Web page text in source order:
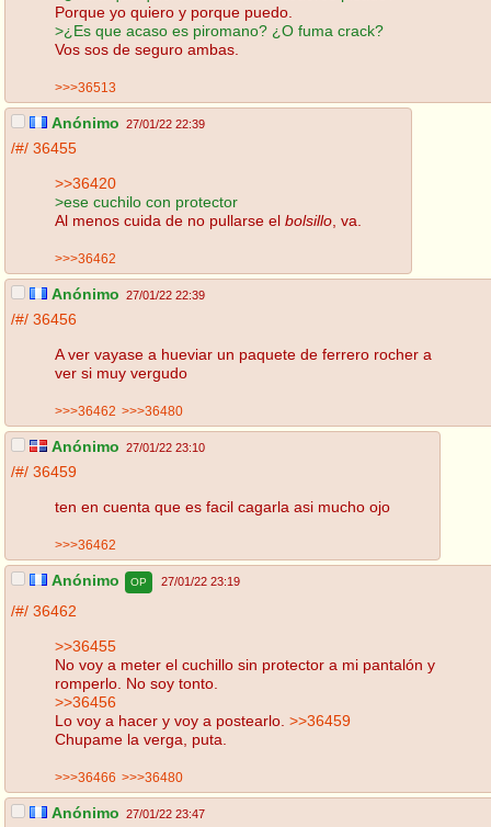
Porque yo quiero y porque puedo.
>¿Es que acaso es piromano? ¿O fuma crack?
Vos sos de seguro ambas.
>>>36513
Anónimo 27/01/22 22:39
/#/ 36455
>>36420
>ese cuchilo con protector
Al menos cuida de no pullarse el bolsillo , va.
>>>36462
Anónimo 27/01/22 22:39
/#/ 36456
A ver vayase a hueviar un paquete de ferrero rocher a
ver si muy vergudo
>>>36462 >>>36480
Anónimo 27/01/22 23:10
/#/ 36459
ten en cuenta que es facil cagarla asi mucho ojo
>>>36462
Anónimo OP 27/01/22 23:19
/#/ 36462
>>36455
No voy a meter el cuchillo sin protector a mi pantalón y
romperlo. No soy tonto.
>>36456
Lo voy a hacer y voy a postearlo. >>36459
Chupame la verga, puta.
>>>36466 >>>36480
Anónimo 27/01/22 23:47